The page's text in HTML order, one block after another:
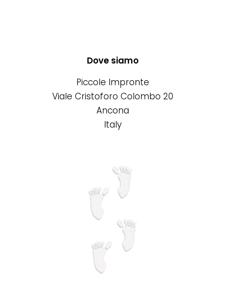
Le
possono
essere
scelte
nella
prodotto
Dove siamo
Piccole Impronte
Viale Cristoforo Colombo 20
Ancona
Italy